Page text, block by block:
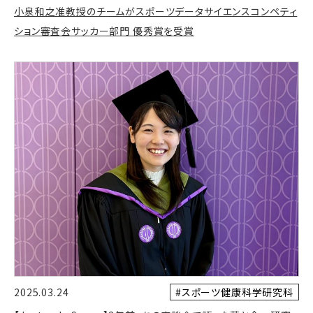
小泉和之准教授のチームがスポーツデータサイエンスコンペティ
ション審査会サッカー部門 優秀賞を受賞
2025.03.24
#スポーツ健康科学研究科